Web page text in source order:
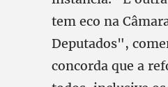
tem eco na
Deputados",
concorda que a